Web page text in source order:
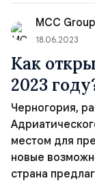
проводится
Город также
Большое
MCC
18.06.2023
Как
2023
Черногория,
местом для
новые
страна